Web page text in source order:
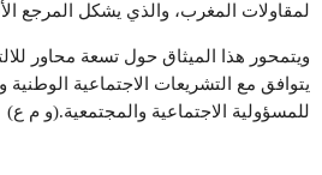
لمقاولات المغرب، والذي يشكل المرجع
ويتمحور هذا الميثاق حول تسعة محاور
يتوافق مع التشريعات الاجتماعية الوطنية
للمسؤولية الاجتماعية والمجتمعية.(و م ع)